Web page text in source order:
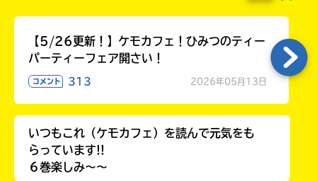
【5/26更新！】ケモカフェ！ひみつのティー
パーティーフェア開さい！
コメント 313 2026年05月13日
いつもこれ（ケモカフェ）を読んで元気をも
らっています!!
６巻楽しみ～～